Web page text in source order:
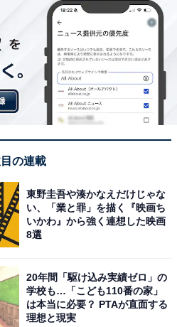
(@mayu_matsuoka_koushiki)
Say！JUMPのメンバーで俳優
さんは、2024年6月に結婚を
ラマ『コード・ブルー』シリ
画『シン・ウルトラマン』、
る』シリーズやテレビドラマ
など、数多くの作品に出演し
画『ワンピース』が好きと
、8年の交際期間を経ての結
の連載
東野圭吾や湊かなえだけじゃな
い、「業と罪」を描く『映画ち
いかわ』から強く連想した映画
8選
20年間「駆け込み実績ゼロ」の
学校も…「こども110番の家」
は本当に必要？ PTAが直面する
理想と現実